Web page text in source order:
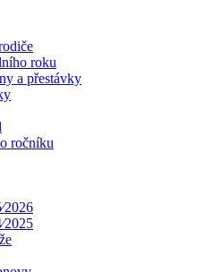
roku
a přestávky
ročníku